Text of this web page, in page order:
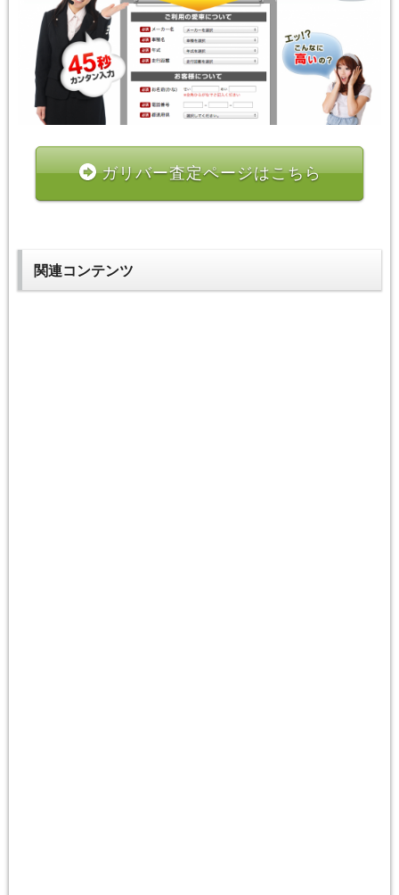
ガリバー査定ページはこちら
関連コンテンツ